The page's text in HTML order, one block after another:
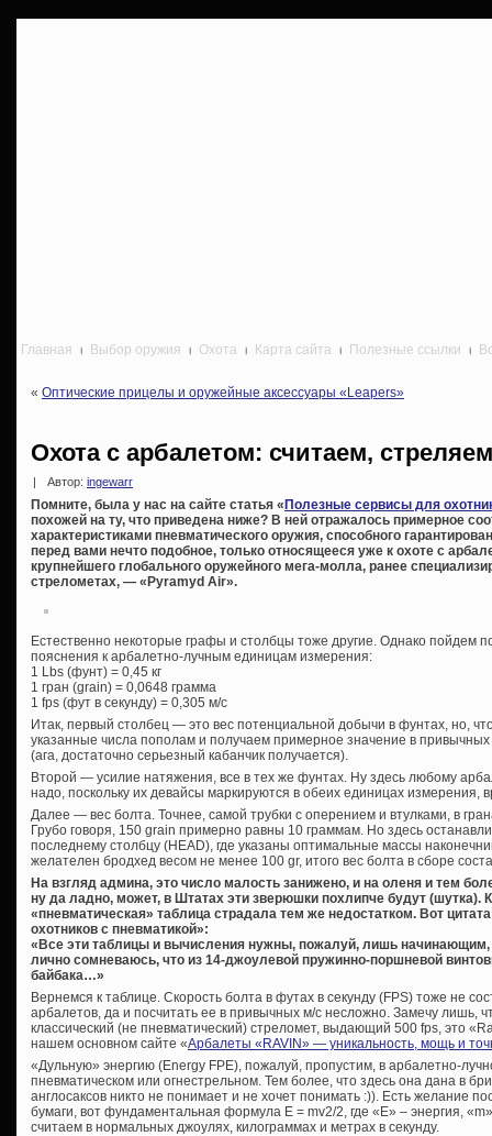
Главная Выбор оружия Охота Карта сайта Полезные ссылки
« Оптические прицелы и оружейные аксессуары «Leapers»
Охота с арбалетом: считаем,
| Автор: ingewarr
Помните, была у нас на сайте статья «Полезные сервисы для
похожей на ту, что приведена ниже? В ней отражалось примерное
характеристиками пневматического оружия, способного
перед вами нечто подобное, только относящееся уже к охоте с
крупнейшего глобального оружейного мега-молла, ранее
стрелометах, — «Pyramyd Air».
Естественно некоторые графы и столбцы тоже другие. Однако пойдем
пояснения к арбалетно-лучным единицам измерения:
1 Lbs (фунт) = 0,45 кг
1 гран (grain) = 0,0648 грамма
1 fps (фут в секунду) = 0,305 м/с
Итак, первый столбец — это вес потенциальной добычи в фунтах, но,
указанные числа пополам и получаем примерное значение в
(ага, достаточно серьезный кабанчик получается).
Второй — усилие натяжения, все в тех же фунтах. Ну здесь любому
надо, поскольку их девайсы маркируются в обеих единицах измерения,
Далее — вес болта. Точнее, самой трубки с оперением и втулками, в
Грубо говоря, 150 grain примерно равны 10 граммам. Но здесь
последнему столбцу (HEAD), где указаны оптимальные массы
желателен бродхед весом не менее 100 gr, итого вес болта в сборе
На взгляд админа, это число малость занижено, и на оленя и тем
ну да ладно, может, в Штатах эти зверюшки похлипче будут (шутка).
«пневматическая» таблица страдала тем же недостатком. Вот
охотников с пневматикой»:
«Все эти таблицы и вычисления нужны, пожалуй, лишь
лично сомневаюсь, что из 14-джоулевой пружинно-поршневой
байбака…»
Вернемся к таблице. Скорость болта в футах в секунду (FPS) тоже не
арбалетов, да и посчитать ее в привычных м/с несложно. Замечу лишь,
классический (не пневматический) стреломет, выдающий 500 fps, это
нашем основном сайте «Арбалеты «RAVIN» — уникальность, мощь и
«Дульную» энергию (Energy FPE), пожалуй, пропустим, в арбалетно-
пневматическом или огнестрельном. Тем более, что здесь она дана в
англосаксов никто не понимает и не хочет понимать :)). Есть желание
бумаги, вот фундаментальная формула E = mv2/2, где «Е» – энергия,
считаем в нормальных джоулях, килограммах и метрах в секунду.